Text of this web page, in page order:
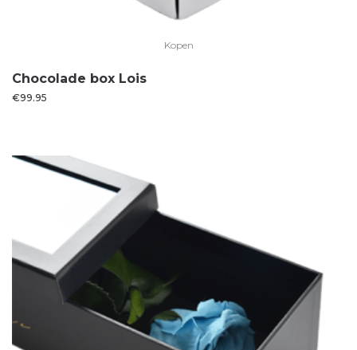
Kopen
Chocolade box Lois
€99.95